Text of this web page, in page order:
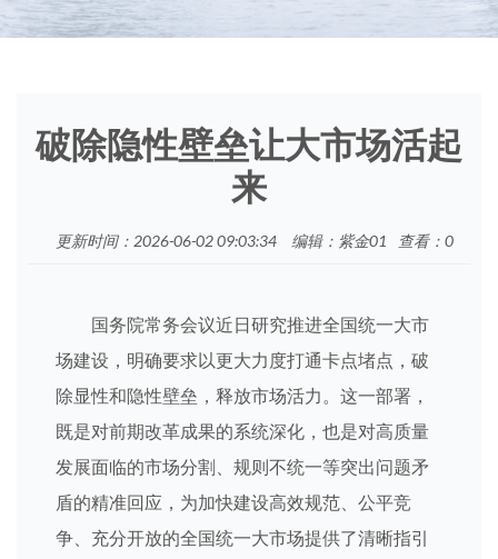
破除隐性壁垒让大市场活起
来
更新时间：2026-06-02 09:03:34 编辑：紫金01 查看： 0
国务院常务会议近日研究推进全国统一大市
场建设，明确要求以更大力度打通卡点堵点，破
除显性和隐性壁垒，释放市场活力。这一部署，
既是对前期改革成果的系统深化，也是对高质量
发展面临的市场分割、规则不统一等突出问题矛
盾的精准回应，为加快建设高效规范、公平竞
争、充分开放的全国统一大市场提供了清晰指引